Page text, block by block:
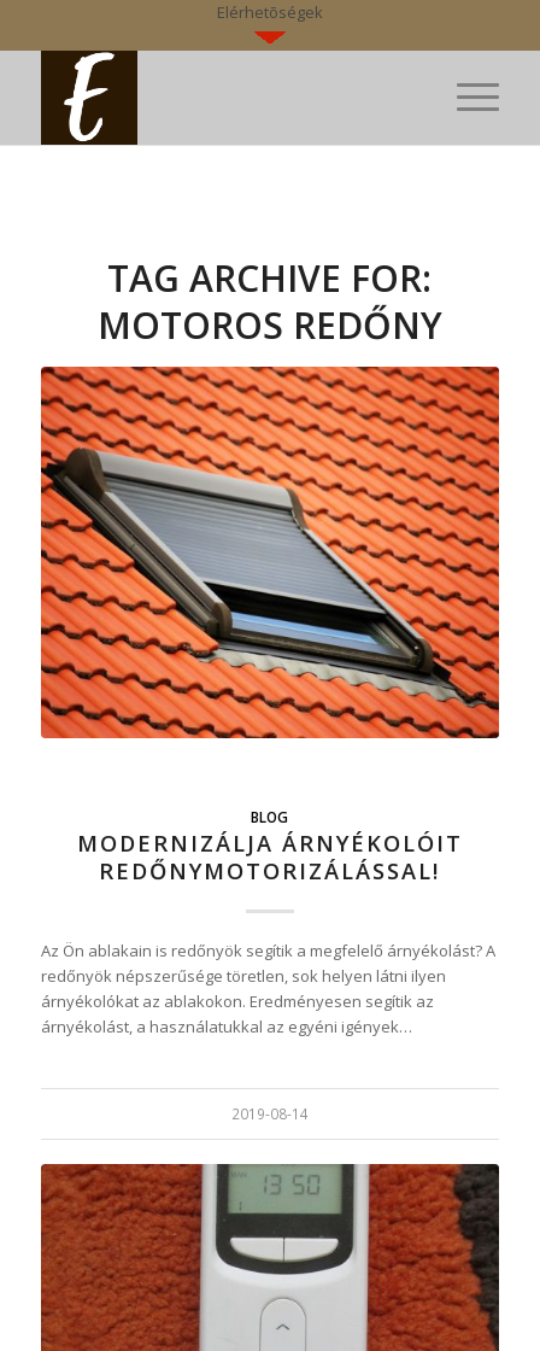
Elérhetõségek
TAG ARCHIVE FOR:
MOTOROS REDŐNY
BLOG
MODERNIZÁLJA ÁRNYÉKOLÓIT
REDŐNYMOTORIZÁLÁSSAL!
Az Ön ablakain is redőnyök segítik a megfelelő árnyékolást? A
redőnyök népszerűsége töretlen, sok helyen látni ilyen
árnyékolókat az ablakokon. Eredményesen segítik az
árnyékolást, a használatukkal az egyéni igények…
2019-08-14